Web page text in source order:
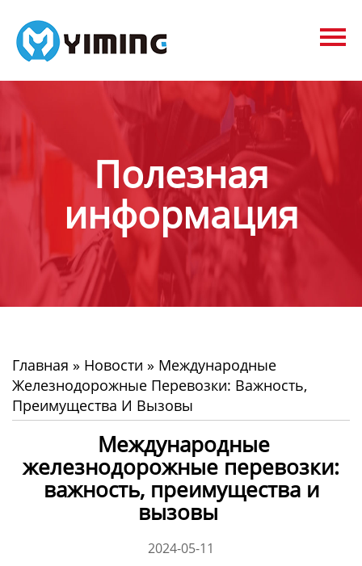
Tags
видео
О нас
Полезная
информация
Главная » Новости » Международные
Железнодорожные Перевозки: Важность,
Преимущества И Вызовы
Международные
железнодорожные перевозки:
важность, преимущества и
вызовы
2024-05-11